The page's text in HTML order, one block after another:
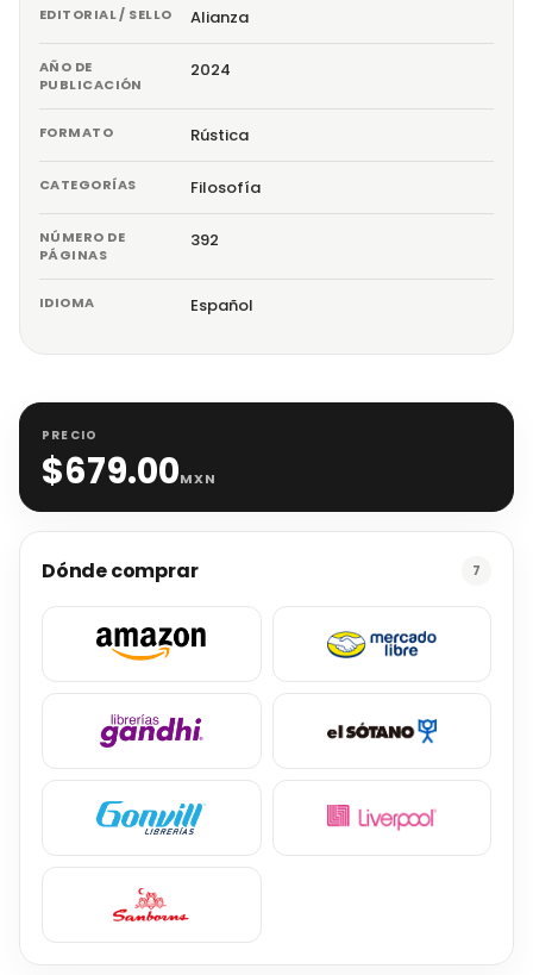
EDITORIAL / SELLO Alianza
AÑO DE
PUBLICACIÓN
2024
FORMATO Rústica
CATEGORÍAS Filosofía
NÚMERO DE
PÁGINAS
392
IDIOMA Español
PRECIO
$679.00MXN
Dónde comprar 7